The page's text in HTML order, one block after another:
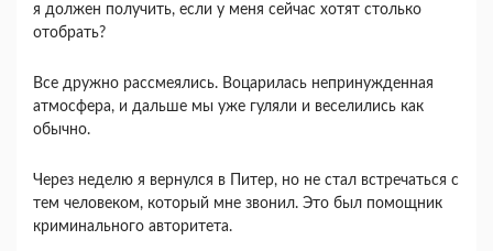
я должен получить, если у меня сейчас хотят столько
отобрать?
Все дружно рассмеялись. Воцарилась непри­нужденная
атмосфера, и дальше мы уже гуляли и веселились как
обычно.
Через неделю я вернулся в Питер, но не стал встречаться с
тем человеком, который мне звонил. Это был помощник
криминального авторитета.